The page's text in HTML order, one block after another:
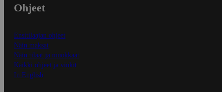
Ohjeet
Ensitilaajan ohjeet
Näin maksat
Näin tilaat ja muokkaat
Kaikki ohjeet ja vinkit
In English